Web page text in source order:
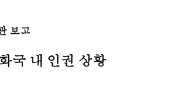
보고
국 내 인권 상황